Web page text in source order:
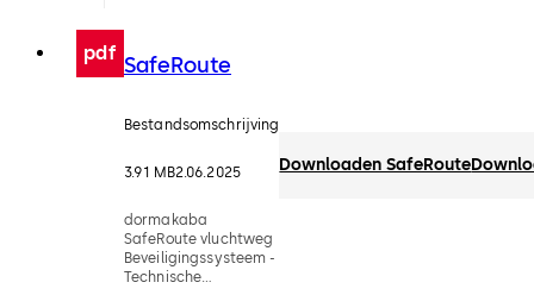
pdf SafeRoute
Bestandsomschrijving
3.91 MB2.06.2025
dormakaba
SafeRoute vluchtweg
Beveiligingssysteem -
Technische
Downloaden SafeRoute